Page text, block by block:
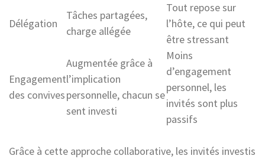
Délégation
Tâches partagées,
charge allégée
Tout repose sur
l’hôte, ce qui peut
être stressant
Engagement
des convives
Augmentée grâce à
l’implication
personnelle, chacun se
sent investi
Moins
d’engagement
personnel, les
invités sont plus
passifs
Grâce à cette approche collaborative, les invités investis